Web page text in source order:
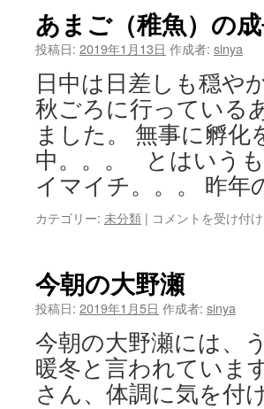
は
焼
き
知
ら
せ
は
あまご（稚魚）の
投稿日: 2019年1月13日 作成者: sinya
日中は日差しも穏や
秋ごろに行っている
ました。 無事に孵
中。。。 とはいう
イマイチ。。。 昨年
カテゴリー: 未分類 | あ
（稚
魚）
の
長
は
コメントを受け付
今朝の大野瀬
投稿日: 2019年1月5日 作成者: sinya
今朝の大野瀬には、
暖冬と言われていま
さん、体調に気を付